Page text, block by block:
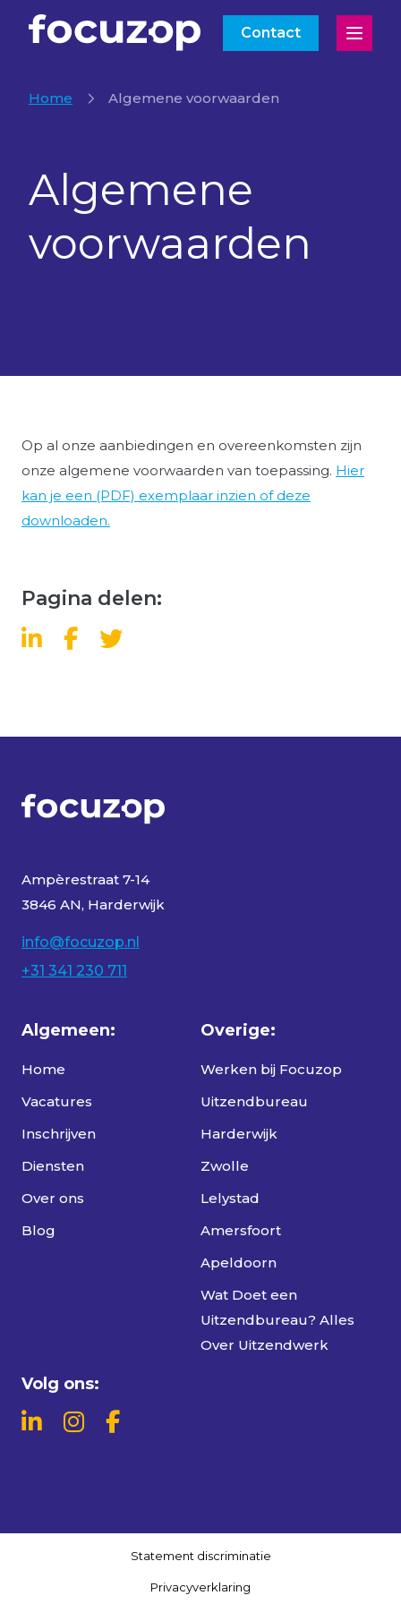
Contact
Open
Home Algemene voorwaarden
Algemene
voorwaarden
Op al onze aanbiedingen en overeenkomsten zijn
onze algemene voorwaarden van toepassing. Hier
kan je een (PDF) exemplaar inzien of deze
downloaden.
Pagina delen:
Ampèrestraat 7-14
3846 AN, Harderwijk
info@focuzop.nl
+31 341 230 711
Algemeen:
Home
Vacatures
Inschrijven
Diensten
Over ons
Blog
Overige:
Werken bij Focuzop
Uitzendbureau
Harderwijk
Zwolle
Lelystad
Amersfoort
Apeldoorn
Wat Doet een
Uitzendbureau? Alles
Over Uitzendwerk
Volg ons:
Statement discriminatie
Privacyverklaring